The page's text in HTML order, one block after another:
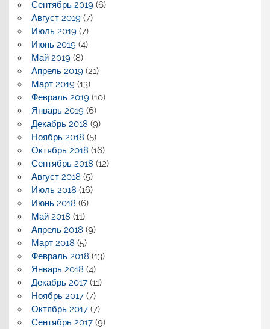
Сентябрь 2019(6)
Август 2019(7)
Июль 2019(7)
Июнь 2019(4)
Май 2019(8)
Апрель 2019(21)
Март 2019(13)
Февраль 2019(10)
Январь 2019(6)
Декабрь 2018 (9)
Ноябрь 2018 (5)
Октябрь 2018 (16)
Сентябрь 2018 (12)
Август 2018 (5)
Июль 2018 (16)
Июнь 2018 (6)
Май 2018 (11)
Апрель 2018 (9)
Март 2018 (5)
Февраль 2018 (13)
Январь 2018 (4)
Декабрь 2017(11)
Ноябрь 2017(7)
Октябрь 2017(7)
Сентябрь 2017(9)